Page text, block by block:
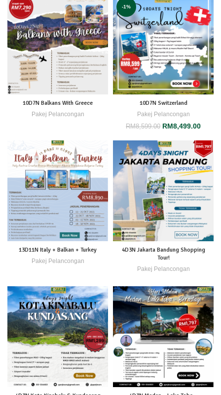
10D7N Balkans With Greece
Pakej Pelancongan
-1%
10D7N Switzerland
Pakej Pelancongan
RM8,599.00 RM8,499.00
13D11N Italy + Balkan + Turkey
Pakej Pelancongan
4D3N Jakarta Bandung Shopping
Tour!
Pakej Pelancongan